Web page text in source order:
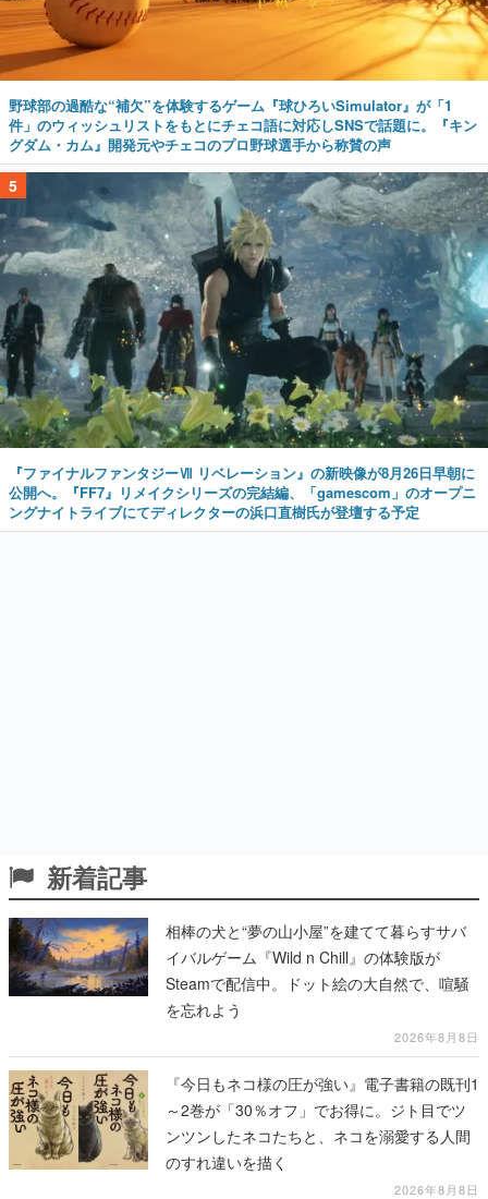
野球部の過酷な“補欠”を体験するゲーム『球ひろいSimulator』が「1
件」のウィッシュリストをもとにチェコ語に対応しSNSで話題に。『キン
グダム・カム』開発元やチェコのプロ野球選手から称賛の声
5
『ファイナルファンタジーⅦ リベレーション』の新映像が8月26日早朝に
公開へ。『FF7』リメイクシリーズの完結編、「gamescom」のオープニ
ングナイトライブにてディレクターの浜口直樹氏が登壇する予定
新着記事
相棒の犬と“夢の山小屋”を建てて暮らすサバ
イバルゲーム『Wild n Chill』の体験版が
Steamで配信中。ドット絵の大自然で、喧騒
を忘れよう
2026年8月8日
『今日もネコ様の圧が強い』電子書籍の既刊1
～2巻が「30％オフ」でお得に。ジト目でツ
ンツンしたネコたちと、ネコを溺愛する人間
のすれ違いを描く
2026年8月8日